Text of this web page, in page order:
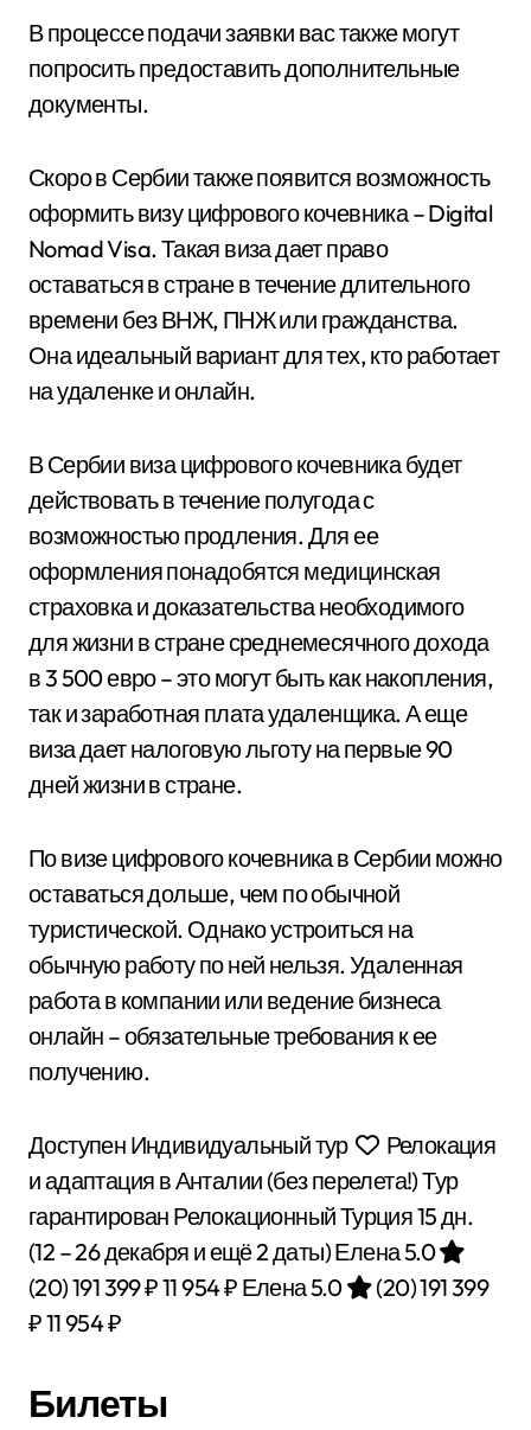
В процессе подачи заявки вас также могут
попросить предоставить дополнительные
документы.
Скоро в Сербии также появится возможность
оформить визу цифрового кочевника – Digital
Nomad Visa. Такая виза дает право
оставаться в стране в течение длительного
времени без ВНЖ, ПНЖ или гражданства.
Она идеальный вариант для тех, кто работает
на удаленке и онлайн.
В Сербии виза цифрового кочевника будет
действовать в течение полугода с
возможностью продления. Для ее
оформления понадобятся медицинская
страховка и доказательства необходимого
для жизни в стране среднемесячного дохода
в 3 500 евро – это могут быть как накопления,
так и заработная плата удаленщика. А еще
виза дает налоговую льготу на первые 90
дней жизни в стране.
По визе цифрового кочевника в Сербии можно
оставаться дольше, чем по обычной
туристической. Однако устроиться на
обычную работу по ней нельзя. Удаленная
работа в компании или ведение бизнеса
онлайн – обязательные требования к ее
получению.
Доступен Индивидуальный тур
Релокация
и адаптация в Анталии (без перелета!) Тур
гарантирован Релокационный Турция15 дн.
(12 – 26 декабря и ещё 2 даты)Елена 5.0
(20)191 399 ₽11 954 ₽ Елена 5.0 (20)191 399
₽11 954 ₽
Билеты